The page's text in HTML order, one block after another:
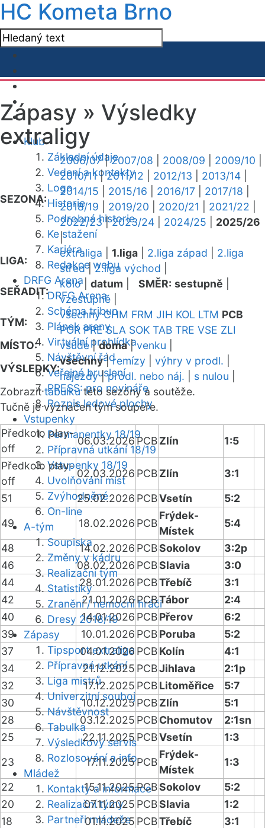
HC Kometa Brno
Klub
Základní údaje
Vedení a kontakty
Logo
Historie
Podrobná historie
Ke stažení
Kariéra
Redakce webu
DRFG Arena
DRFG Arena
Schéma tribun
Plánek areny
Virtuální prohlídka
Návštěvní řád
Veřejné bruslení
PRESS: pro novináře
Rozpis ledové plochy
Vstupenky
Permanentky 18/19
Přípravná utkání 18/19
Vstupenky 18/19
Uvolňování míst
Zvýhodněné
On-line
A-tým
Soupiska
Změny v kádru
Realizační tým
Statistiky
Zranění / nemocní hráči
Dresy 2018/19
Zápasy
Tipsport extraliga
Přípravná utkání
Liga mistrů
Univerzitní souboj
Návštěvnost
Tabulka
Výsledkový servis
Rozlosování a info
Mládež
Kontakty a informace
Realizační týmy
Partneři mládeže
Zápasy » Výsledky
extraligy
SEZONA:
2006/07|2007/08 2008/09 2009/10
2010/11|2011/12 2012/13 2013/14
2014/15
2015/16 2016/17 2017/18
2018/19
2019/20 2020/21 2021/22
2022/23|2023/24 2024/25
2025/26
|
LIGA:
extraliga 1.liga 2.liga západ
2.liga
střed|2.liga východ
SEŘADIT:
kolo| datum SMĚR: sestupně
vzestupně
TÝM:
všechny CHM FRM JIH KOL LTM PCB
POR PRE SLA SOK TAB TRE VSE ZLI
MÍSTO:
všude|doma|venku
VÝSLEDKY:
všechny|remízy výhry v prodl.
nájezdy|prodl. nebo náj. s nulou
Zobrazittabulkutéto sezóny a soutěže.
Tučně je vyznačen tým soupeře.
Předkolo play-
off
06.03.2026PCBZlín
1:5
Předkolo play-
off
02.03.2026 PCBZlín
3:1
51
25.02.2026 PCBVsetín
5:2
49
18.02.2026 PCB
Frýdek-
Místek
5:4
48
14.02.2026 PCBSokolov
3:2p
46
08.02.2026 PCBSlavia
3:0
44
28.01.2026 PCBTřebíč
3:1
42
21.01.2026PCBTábor
2:4
40
14.01.2026 PCBPřerov
6:2
39
10.01.2026 PCBPoruba
5:2
37
04.01.2026 PCBKolín
4:1
34
21.12.2025 PCBJihlava
2:1p
32
17.12.2025 PCBLitoměřice
5:7
30
10.12.2025PCBZlín
5:1
28
03.12.2025 PCBChomutov
2:1sn
25
22.11.2025 PCBVsetín
1:3
23
17.11.2025PCB
Frýdek-
Místek
1:3
22
15.11.2025PCBSokolov
5:2
20
07.11.2025 PCBSlavia
1:2
18
01.11.2025 PCBTřebíč
3:1